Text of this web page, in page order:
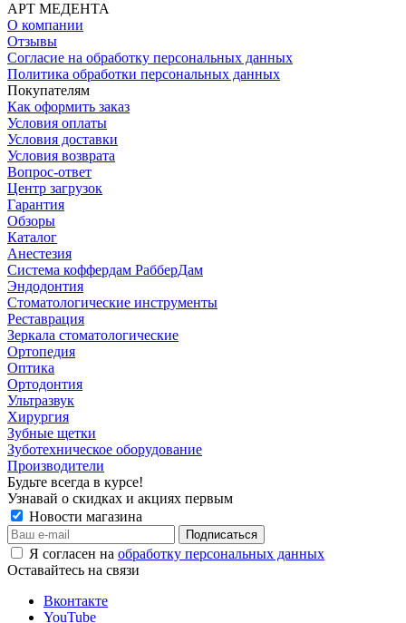
АРТ МЕДЕНТА
О компании
Отзывы
Согласие на обработку персональных данных
Политика обработки персональных данных
Покупателям
Как оформить заказ
Условия оплаты
Условия доставки
Условия возврата
Вопрос-ответ
Центр загрузок
Гарантия
Обзоры
Каталог
Анестезия
Система коффердам РабберДам
Эндодонтия
Стоматологические инструменты
Реставрация
Зеркала стоматологические
Ортопедия
Оптика
Ортодонтия
Ультразвук
Хирургия
Зубные щетки
Зуботехническое оборудование
Производители
Будьте всегда в курсе!
Узнавай о скидках и акциях первым
Новости магазина
Я согласен на обработку персональных данных
Оставайтесь на связи
Вконтакте
YouTube